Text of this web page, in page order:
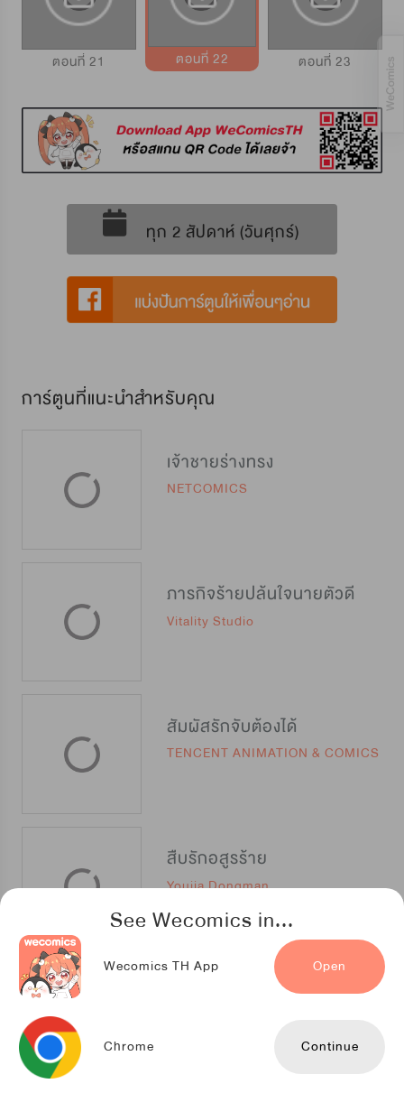
See Wecomics in...
Wecomics TH App Open
Chrome Continue
ตอนที่ 21 ตอนที่ 22 ตอนที่ 23
ทุก 2 สัปดาห์ (วันศุกร์)
การ์ตูนที่แนะนำสำหรับคุณ
เจ้าชายร่างทรง
NETCOMICS
ภารกิจร้ายปล้นใจนายตัวดี
Vitality Studio
สัมผัสรักจับต้องได้
TENCENT ANIMATION & COMICS
สืบรักอสูรร้าย
Youjia Dongman